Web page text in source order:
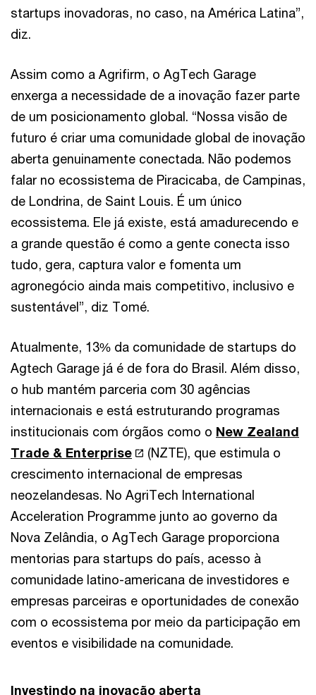
startups inovadoras, no caso, na América Latina”,
diz.
Assim como a Agrifirm, o AgTech Garage
enxerga a necessidade de a inovação fazer parte
de um posicionamento global. “Nossa visão de
futuro é criar uma comunidade global de inovação
aberta genuinamente conectada. Não podemos
falar no ecossistema de Piracicaba, de Campinas,
de Londrina, de Saint Louis. É um único
ecossistema. Ele já existe, está amadurecendo e
a grande questão é como a gente conecta isso
tudo, gera, captura valor e fomenta um
agronegócio ainda mais competitivo, inclusivo e
sustentável”, diz Tomé.
Atualmente, 13% da comunidade de startups do
Agtech Garage já é de fora do Brasil. Além disso,
o hub mantém parceria com 30 agências
internacionais e está estruturando programas
institucionais com órgãos como o New Zealand
Trade & Enterprise
(NZTE), que estimula o
crescimento internacional de empresas
neozelandesas. No AgriTech International
Acceleration Programme junto ao governo da
Nova Zelândia, o AgTech Garage proporciona
mentorias para startups do país, acesso à
comunidade latino-americana de investidores e
empresas parceiras e oportunidades de conexão
com o ecossistema por meio da participação em
eventos e visibilidade na comunidade.
Investindo na inovação aberta